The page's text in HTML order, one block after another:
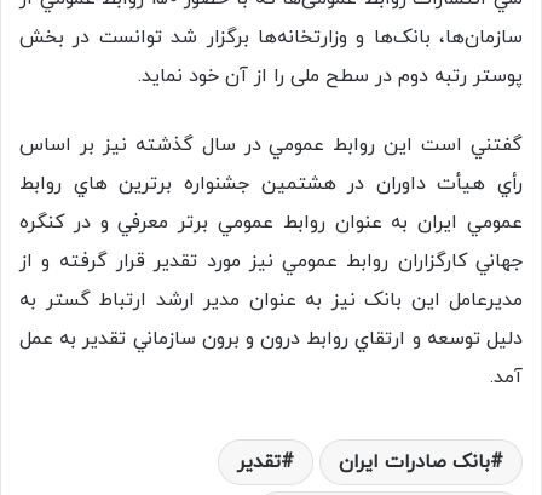
سازمان‌ها، بانک‌ها و وزارتخانه‌ها برگزار شد توانست در بخش
پوستر رتبه دوم در سطح ملی را از آن خود نمايد.
گفتني است اين روابط عمومي در سال گذشته نيز بر اساس
رأي هيأت داوران در هشتمين جشنواره برترين هاي روابط
عمومي ايران به عنوان روابط عمومي برتر معرفي و در کنگره
جهاني کارگزاران روابط عمومي نيز مورد تقدير قرار گرفته و از
مديرعامل اين بانک نيز به عنوان مدير ارشد ارتباط گستر به
دليل توسعه و ارتقاي روابط درون و برون سازماني تقدير به عمل
آمد.
بانک صادرات ایران
تقدیر